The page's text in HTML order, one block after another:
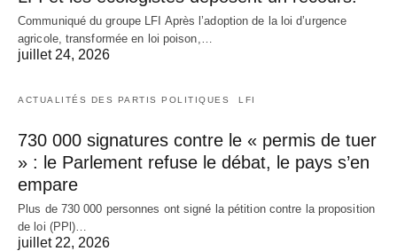
Communiqué du groupe LFI Après l’adoption de la loi d’urgence
agricole, transformée en loi poison,…
juillet 24, 2026
ACTUALITÉS DES PARTIS POLITIQUES LFI
730 000 signatures contre le « permis de tuer
» : le Parlement refuse le débat, le pays s’en
empare
Plus de 730 000 personnes ont signé la pétition contre la proposition
de loi (PPl)…
juillet 22, 2026